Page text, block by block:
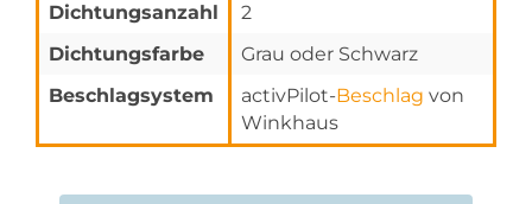
Dichtungsanzahl
2
Dichtungsfarbe
Grau oder Schwarz
Beschlagsystem
activPilot-Beschlag von
Winkhaus